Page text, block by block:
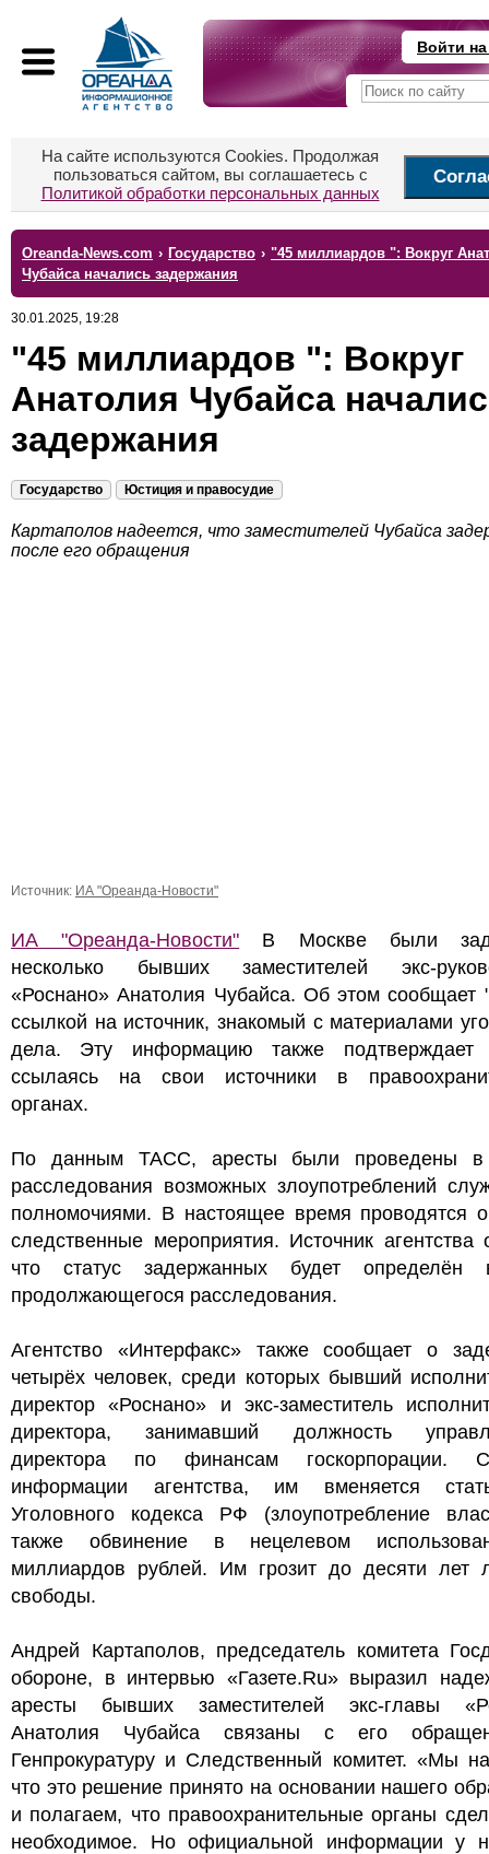
Войти
На сайте используются Cookies. Продолжая
пользоваться сайтом, вы соглашаетесь с
Политикой обработки персональных данных
Oreanda-News.com › Государство › "45 миллиардов ": Вокруг
Чубайса начались задержания
30.01.2025, 19:28
"45 миллиардов ": Вокруг
Анатолия Чубайса
задержания
Государство Юстиция и правосудие
Картаполов надеется, что заместителей Чубайса
после его обращения
Источник: ИА "Ореанда-Новости"
ИА "Ореанда-Новости" В Москве были
несколько бывших заместителей экс-
«Роснано» Анатолия Чубайса. Об этом сообщает
ссылкой на источник, знакомый с материалами
дела. Эту информацию также подтверждает
ссылаясь на свои источники в
органах.
По данным ТАСС, аресты были проведены в
расследования возможных злоупотреблений
полномочиями. В настоящее время проводятся
следственные мероприятия. Источник агентства
что статус задержанных будет
продолжающегося расследования.
Агентство «Интерфакс» также сообщает о
четырёх человек, среди которых бывший
директор «Роснано» и экс-заместитель
директора, занимавший должность
директора по финансам госкорпорации.
информации агентства, им вменяется
Уголовного кодекса РФ (злоупотребление
также обвинение в нецелевом
миллиардов рублей. Им грозит до десяти лет
свободы.
Андрей Картаполов, председатель комитета
обороне, в интервью «Газете.Ru» выразил
аресты бывших заместителей экс-главы
Анатолия Чубайса связаны с его
Генпрокуратуру и Следственный комитет. «Мы
что это решение принято на основании нашего
и полагаем, что правоохранительные органы
необходимое. Но официальной информации у